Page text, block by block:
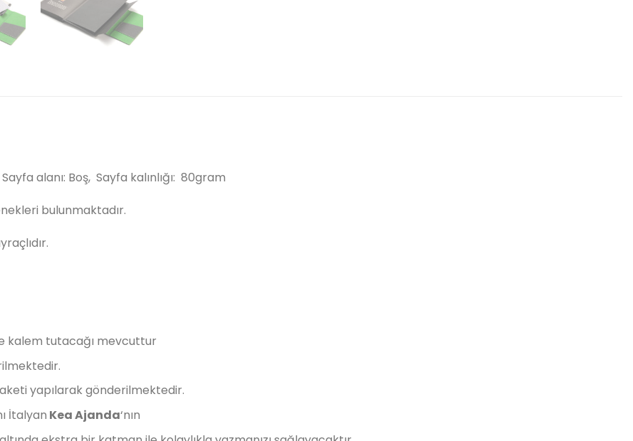
alanı: Boş, Sayfa kalınlığı: 80gram
bulunmaktadır.
kalem tutacağı mevcuttur
yapılarak gönderilmektedir.
İtalyan Kea Ajanda‘nın